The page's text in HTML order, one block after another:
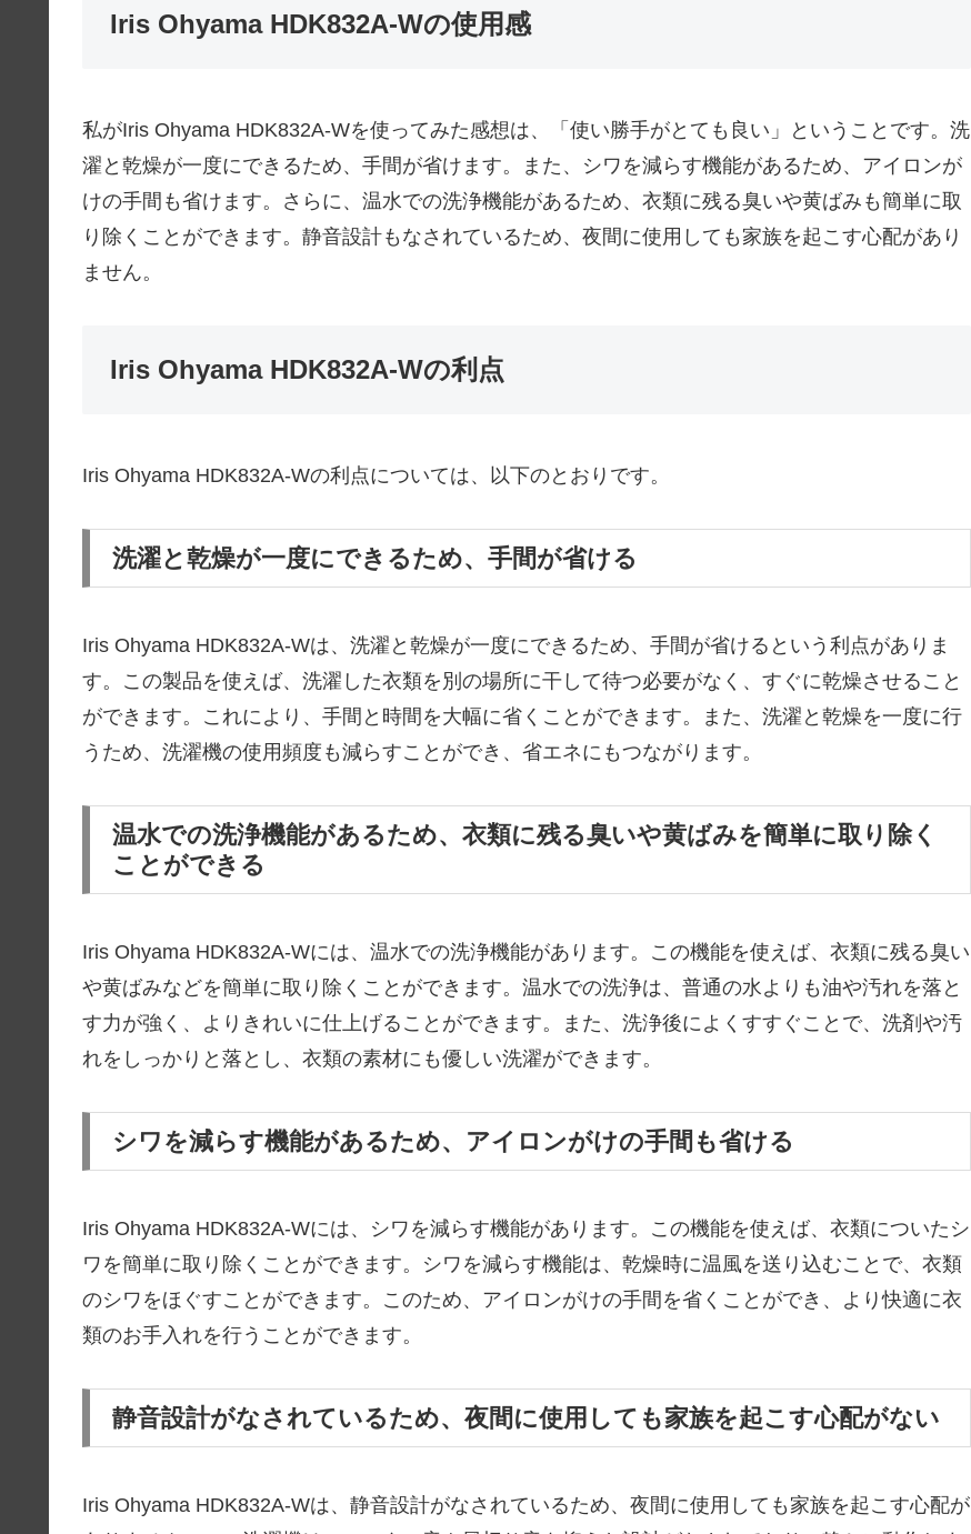
Iris Ohyama HDK832A-Wの使用感
私がIris Ohyama HDK832A-Wを使ってみた感想は、「使い勝手がとても良い」ということです。洗
濯と乾燥が一度にできるため、手間が省けます。また、シワを減らす機能があるため、アイロンが
けの手間も省けます。さらに、温水での洗浄機能があるため、衣類に残る臭いや黄ばみも簡単に取
り除くことができます。静音設計もなされているため、夜間に使用しても家族を起こす心配があり
ません。
Iris Ohyama HDK832A-Wの利点
Iris Ohyama HDK832A-Wの利点については、以下のとおりです。
洗濯と乾燥が一度にできるため、手間が省ける
Iris Ohyama HDK832A-Wは、洗濯と乾燥が一度にできるため、手間が省けるという利点がありま
す。この製品を使えば、洗濯した衣類を別の場所に干して待つ必要がなく、すぐに乾燥させること
ができます。これにより、手間と時間を大幅に省くことができます。また、洗濯と乾燥を一度に行
うため、洗濯機の使用頻度も減らすことができ、省エネにもつながります。
温水での洗浄機能があるため、衣類に残る臭いや黄ばみを簡単に取り除く
ことができる
Iris Ohyama HDK832A-Wには、温水での洗浄機能があります。この機能を使えば、衣類に残る臭い
や黄ばみなどを簡単に取り除くことができます。温水での洗浄は、普通の水よりも油や汚れを落と
す力が強く、よりきれいに仕上げることができます。また、洗浄後によくすすぐことで、洗剤や汚
れをしっかりと落とし、衣類の素材にも優しい洗濯ができます。
シワを減らす機能があるため、アイロンがけの手間も省ける
Iris Ohyama HDK832A-Wには、シワを減らす機能があります。この機能を使えば、衣類についたシ
ワを簡単に取り除くことができます。シワを減らす機能は、乾燥時に温風を送り込むことで、衣類
のシワをほぐすことができます。このため、アイロンがけの手間を省くことができ、より快適に衣
類のお手入れを行うことができます。
静音設計がなされているため、夜間に使用しても家族を起こす心配がない
Iris Ohyama HDK832A-Wは、静音設計がなされているため、夜間に使用しても家族を起こす心配が